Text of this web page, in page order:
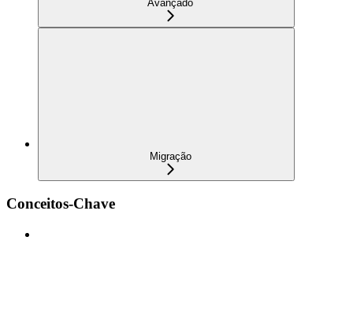
Avançado
Migração
Conceitos-Chave